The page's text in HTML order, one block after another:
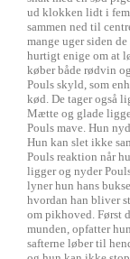
ud klokken lidt i fem
sammen ned til
mange uger siden
hurtigt enige om at
køber både rødvin
Pouls skyld, som
kød. De tager også
Mætte og glade
Pouls mave. Hun
Hun kan slet ikke
Pouls reaktion når
ligger og nyder
lyner hun hans
hvordan han bliver
om pikhoved. Først
munden, opfatter
safterne løber til